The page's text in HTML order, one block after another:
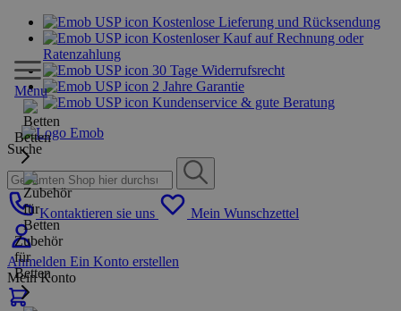
Kostenlose Lieferung und Rücksendung
Kostenloser Kauf auf Rechnung oder
Ratenzahlung
30 Tage Widerrufsrecht
2 Jahre Garantie
Kundenservice & gute Beratung
Suche
Kontaktieren sie uns Mein Wunschzettel
Anmelden Ein Konto erstellen
Mein Konto
Menu
Betten
Zubehör
für
Betten